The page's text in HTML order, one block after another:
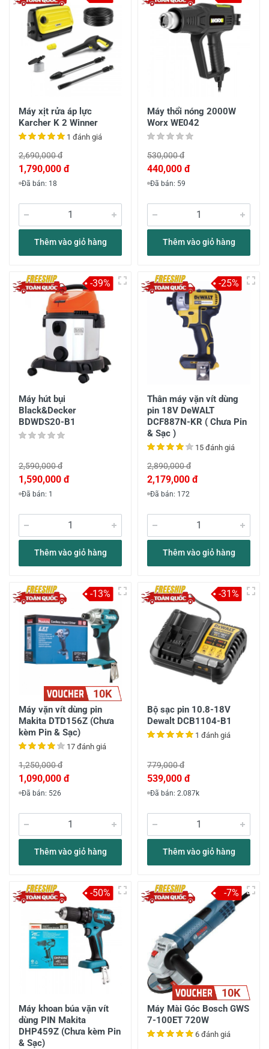
Máy xịt rửa áp lực
Karcher K 2 Winner
1 đánh giá
2,690,000 đ
1,790,000 đ
Đã bán: 18
Thêm vào giỏ hàng
Máy thổi nóng 2000W
Worx WE042
530,000 đ
440,000 đ
Đã bán: 59
Thêm vào giỏ hàng
Máy hút bụi
Black&Decker
BDWDS20-B1
2,590,000 đ
1,590,000 đ
Đã bán: 1
Thêm vào giỏ hàng
-39%
Thân máy vặn vít dùng
pin 18V DeWALT
DCF887N-KR ( Chưa Pin
& Sạc )
15 đánh giá
2,890,000 đ
2,179,000 đ
Đã bán: 172
Thêm vào giỏ hàng
-25%
10K
Máy vặn vít dùng pin
Makita DTD156Z (Chưa
kèm Pin & Sạc)
17 đánh giá
1,250,000 đ
1,090,000 đ
Đã bán: 526
Thêm vào giỏ hàng
-13%
Bộ sạc pin 10.8-18V
Dewalt DCB1104-B1
1 đánh giá
779,000 đ
539,000 đ
Đã bán: 2.087k
Thêm vào giỏ hàng
-31%
Máy khoan búa vặn vít
dùng PIN Makita
DHP459Z (Chưa kèm Pin
& Sạc)
-50%
10K
Máy Mài Góc Bosch GWS
7-100ET 720W
6 đánh giá
-7%